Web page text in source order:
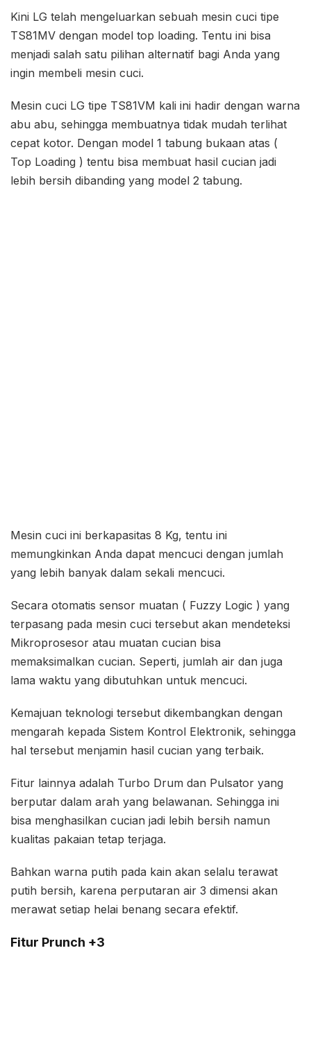
Kini LG telah mengeluarkan sebuah mesin cuci tipe
TS81MV dengan model top loading. Tentu ini bisa
menjadi salah satu pilihan alternatif bagi Anda yang
ingin membeli mesin cuci.
Mesin cuci LG tipe TS81VM kali ini hadir dengan warna
abu abu, sehingga membuatnya tidak mudah terlihat
cepat kotor. Dengan model 1 tabung bukaan atas (
Top Loading ) tentu bisa membuat hasil cucian jadi
lebih bersih dibanding yang model 2 tabung.
Mesin cuci ini berkapasitas 8 Kg, tentu ini
memungkinkan Anda dapat mencuci dengan jumlah
yang lebih banyak dalam sekali mencuci.
Secara otomatis sensor muatan ( Fuzzy Logic ) yang
terpasang pada mesin cuci tersebut akan mendeteksi
Mikroprosesor atau muatan cucian bisa
memaksimalkan cucian. Seperti, jumlah air dan juga
lama waktu yang dibutuhkan untuk mencuci.
Kemajuan teknologi tersebut dikembangkan dengan
mengarah kepada Sistem Kontrol Elektronik, sehingga
hal tersebut menjamin hasil cucian yang terbaik.
Fitur lainnya adalah Turbo Drum dan Pulsator yang
berputar dalam arah yang belawanan. Sehingga ini
bisa menghasilkan cucian jadi lebih bersih namun
kualitas pakaian tetap terjaga.
Bahkan warna putih pada kain akan selalu terawat
putih bersih, karena perputaran air 3 dimensi akan
merawat setiap helai benang secara efektif.
Fitur Prunch +3